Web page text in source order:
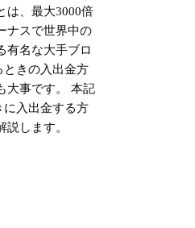
は、最大3000倍
ナスで世界中の
有名な大手ブロ
ときの入出金方
大事です。 本記
に入出金する方
します。